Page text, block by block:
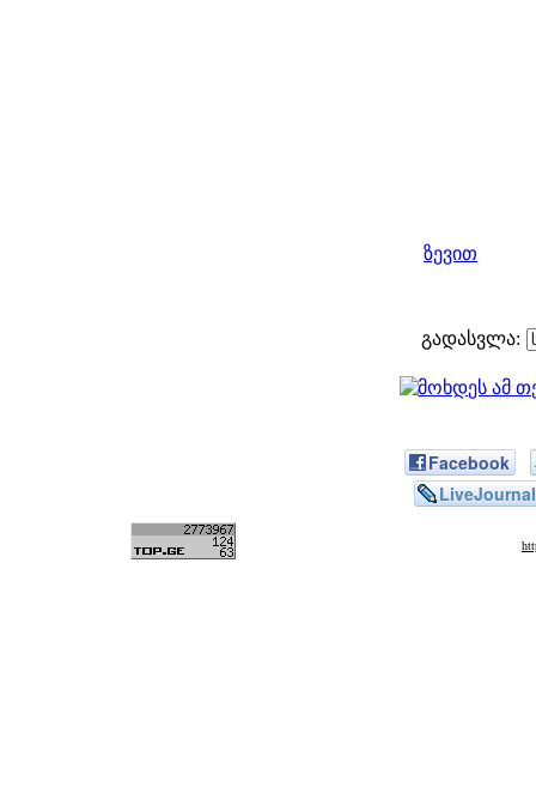
ზევით
გადასვლა:
Facebook
LiveJournal